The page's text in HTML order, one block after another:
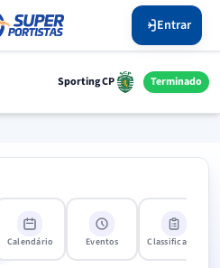
Entrar
Sporting CP Terminado
Calendário Eventos Classificação